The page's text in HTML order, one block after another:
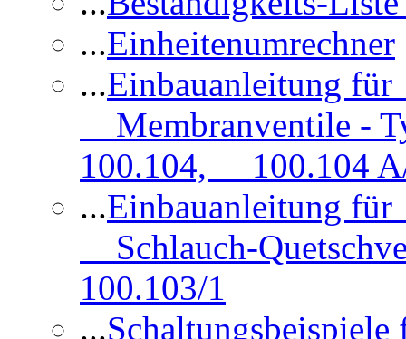
...Einheitenumrechner
...Einbauanleitung
Membranventile -
100.104, 100.104
...Einbauanleitung
Schlauch-
100.103/1
...